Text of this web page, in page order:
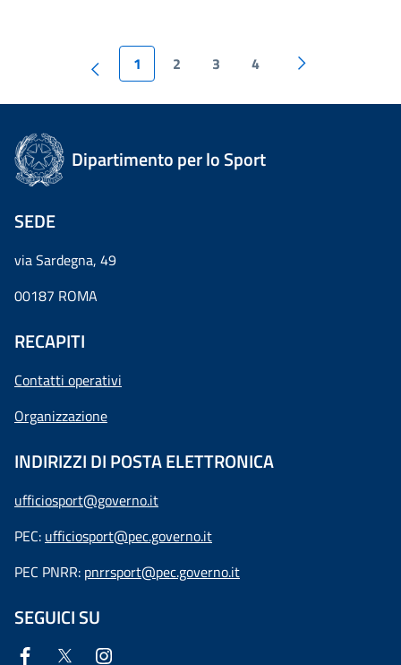
1 2 3 4
Dipartimento per lo Sport
SEDE
via Sardegna, 49
00187 ROMA
RECAPITI
Contatti operativi
Organizzazione
INDIRIZZI DI POSTA ELETTRONICA
ufficiosport@governo.it
PEC: ufficiosport@pec.governo.it
PEC PNRR: pnrrsport@pec.governo.it
SEGUICI SU